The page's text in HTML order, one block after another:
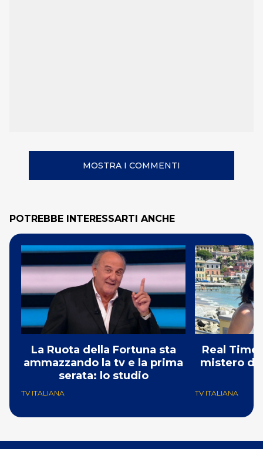
MOSTRA I COMMENTI
POTREBBE INTERESSARTI ANCHE
La Ruota della Fortuna sta
ammazzando la tv e la prima
serata: lo studio
TV ITALIANA
Real
mistero
TV ITALIANA